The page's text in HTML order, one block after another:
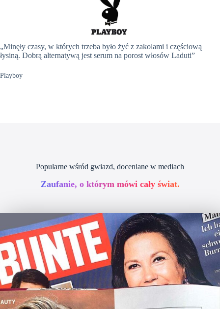
„Minęły czasy, w których trzeba było żyć z zakolami i częściową
łysiną. Dobrą alternatywą jest serum na porost włosów Laduti”
Playboy
Popularne wśród gwiazd, doceniane w mediach
Zaufanie, o którym mówi cały świat.